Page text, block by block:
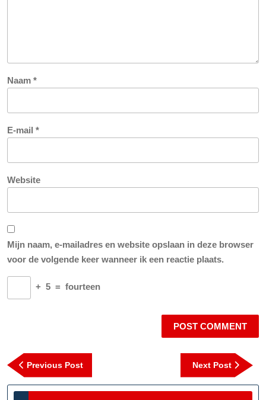
Naam *
E-mail *
Website
Mijn naam, e-mailadres en website opslaan in deze browser
voor de volgende keer wanneer ik een reactie plaats.
+ 5 = fourteen
Berichtnavigatie
Previous PostPrevious
Post
Next Post
Next
Post